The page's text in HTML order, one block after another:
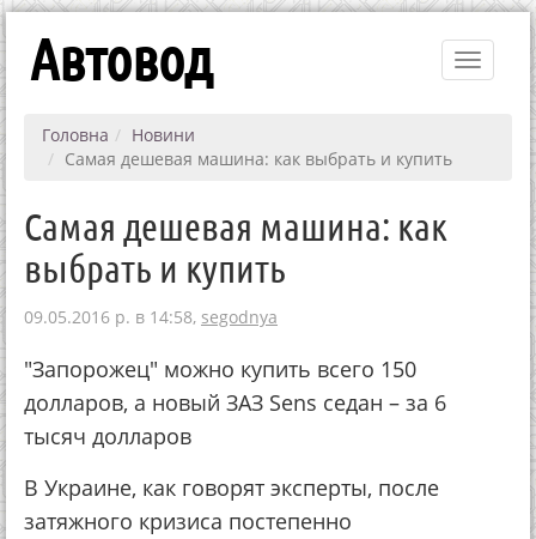
Toggle
Автовод
Головна
Новини
Самая дешевая машина: как выбрать и купить
Самая дешевая машина: как
выбрать и купить
09.05.2016 р. в 14:58, segodnya
"Запорожец" можно купить всего 150
долларов, а новый ЗАЗ Sens седан – за 6
тысяч долларов
В Украине, как говорят эксперты, после
затяжного кризиса постепенно